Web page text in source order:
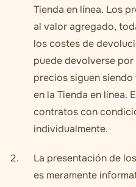
Tienda en línea. Los
al valor agregado,
los costes de
puede devolverse
precios siguen
en la Tienda en línea.
contratos con
individualmente.
La presentación de
es meramente